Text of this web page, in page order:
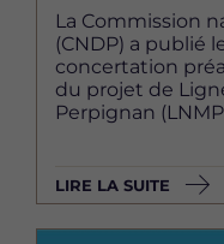
La Commission
(CNDP) a publié
concertation
du projet de
Perpignan
LIRE LA SUITE